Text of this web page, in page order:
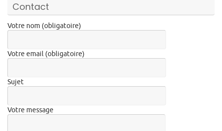
Contact
Votre nom (obligatoire)
Votre email (obligatoire)
Sujet
Votre message